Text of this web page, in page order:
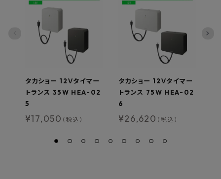
タカショー 12Ｖタイマー
トランス 35W HEA-02
5
¥17,050 （税込）
タカショー 12Ｖタイマー
トランス 75W HEA-02
6
¥26,620 （税込）